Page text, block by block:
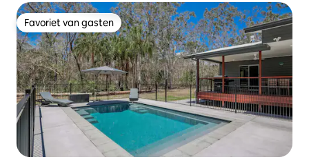
Favoriet van gasten
Favoriet van gasten